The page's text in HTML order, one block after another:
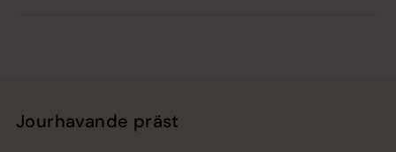
Jourhavande präst